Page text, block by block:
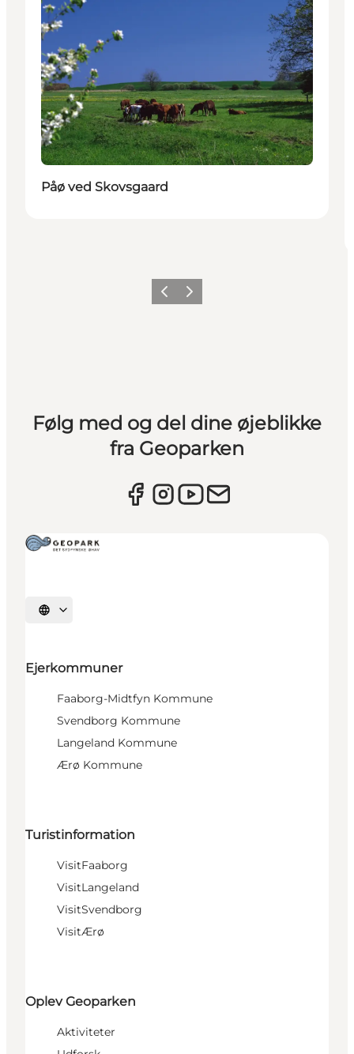
Påø ved Skovsgaard
ForrigeNæste
Følg med og del dine øjeblikke
fra Geoparken
Vælg sprog
Ejerkommuner
Faaborg-Midtfyn Kommune
Svendborg Kommune
Langeland Kommune
Ærø Kommune
Turistinformation
VisitFaaborg
VisitLangeland
VisitSvendborg
VisitÆrø
Oplev Geoparken
Aktiviteter